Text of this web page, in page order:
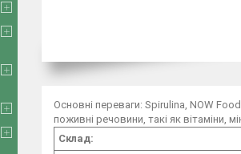
Основні переваги: Spirulina, NOW
поживні речовини, такі як вітаміни,
Склад: